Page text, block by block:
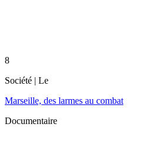
8
Société | Le
Marseille, des larmes au combat
Documentaire